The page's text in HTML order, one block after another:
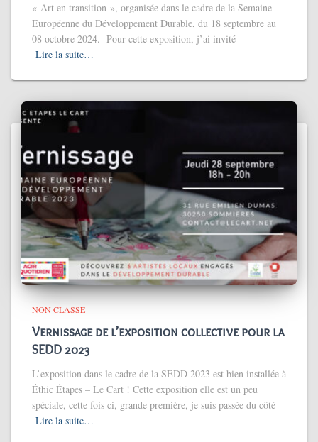
« Art en transition », organisée dans le cadre de la Semaine
Européenne du Développement Durable, du 18 septembre au
08 octobre 2024. Pour cette exposition, j’ai invité
Lire la suite…
NON CLASSÉ
Vernissage de l’exposition collective pour la
SEDD 2023
L’exposition dans le cadre de la SEDD 2023 est bien installée à
Éthic Étapes – Le Cart ! Cette exposition elle est un peu
spéciale, cette fois ci, grande première, je suis passée du côté
Lire la suite…